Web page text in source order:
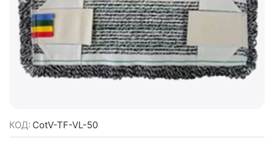
КОД: CotV-TF-VL-50